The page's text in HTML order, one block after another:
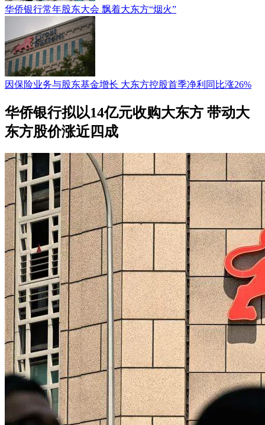
华侨银行常年股东大会 飘着大东方“烟火”
因保险业务与股东基金增长 大东方控股首季净利同比涨26%
华侨银行拟以14亿元收购大东方 带动大
东方股价涨近四成